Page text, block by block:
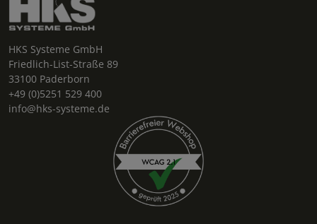
HKS Systeme GmbH
Friedlich-List-Straße 89
33100 Paderborn
+49 (0)5251 529 400
info@hks-systeme.de